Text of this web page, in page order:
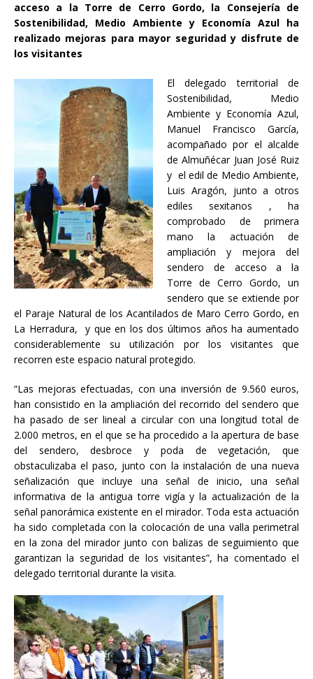
acceso a la Torre de Cerro Gordo, la Consejería de
Sostenibilidad, Medio Ambiente y Economía Azul ha
realizado mejoras para mayor seguridad y disfrute de
los visitantes
El delegado territorial de
Sostenibilidad, Medio
Ambiente y Economía Azul,
Manuel Francisco García,
acompañado por el alcalde
de Almuñécar Juan José Ruiz
y el edil de Medio Ambiente,
Luis Aragón, junto a otros
ediles sexitanos , ha
comprobado de primera
mano la actuación de
ampliación y mejora del
sendero de acceso a la
Torre de Cerro Gordo, un
sendero que se extiende por
el Paraje Natural de los Acantilados de Maro Cerro Gordo, en
La Herradura, y que en los dos últimos años ha aumentado
considerablemente su utilización por los visitantes que
recorren este espacio natural protegido.
“Las mejoras efectuadas, con una inversión de 9.560 euros,
han consistido en la ampliación del recorrido del sendero que
ha pasado de ser lineal a circular con una longitud total de
2.000 metros, en el que se ha procedido a la apertura de base
del sendero, desbroce y poda de vegetación, que
obstaculizaba el paso, junto con la instalación de una nueva
señalización que incluye una señal de inicio, una señal
informativa de la antigua torre vigía y la actualización de la
señal panorámica existente en el mirador. Toda esta actuación
ha sido completada con la colocación de una valla perimetral
en la zona del mirador junto con balizas de seguimiento que
garantizan la seguridad de los visitantes”, ha comentado el
delegado territorial durante la visita.